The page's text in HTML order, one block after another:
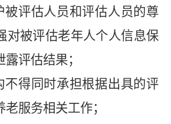
被评估人员和评估人员的尊
对被评估老年人个人信息保
评估结果；
不得同时承担根据出具的评
服务相关工作；